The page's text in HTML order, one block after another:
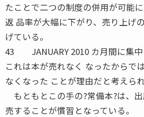
たことで二つの制度の併用が可能に
返 品率が大幅に下がり、売り上げ
げている。
43 JANUARY 2010 カ月間に集中
これは本が売れなく なったからで
なくなった ことが理由だと考えら
もともとこの手の?常備本?は、
売することが慣習となっている。